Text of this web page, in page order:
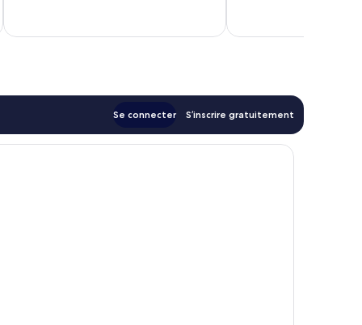
Se connecter S’inscrire gratuitement